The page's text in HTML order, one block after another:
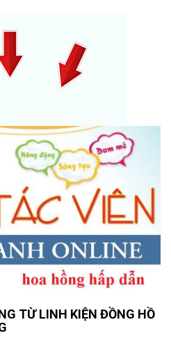
TỪ LINH KIỆN ĐỒNG HỒ